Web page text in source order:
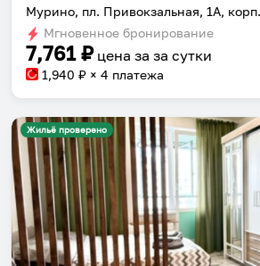
Мурино, пл. Привокзальная, 1А,
Мгновенное бронирование
7,761₽ цена за за сутки
1,940 ₽ × 4 платежа
Жильё проверено